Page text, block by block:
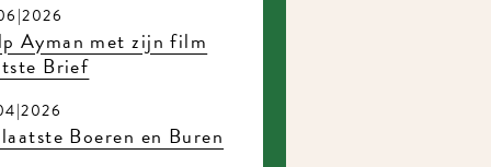
Ayman met zijn film
Brief
Boeren en Buren